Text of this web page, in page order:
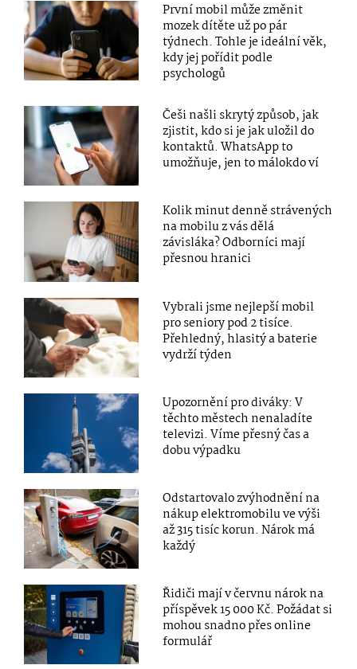
První mobil může změnit
mozek dítěte už po pár
týdnech. Tohle je ideální věk,
kdy jej pořídit podle
psychologů
Češi našli skrytý způsob, jak
zjistit, kdo si je jak uložil do
kontaktů. WhatsApp to
umožňuje, jen to málokdo ví
Kolik minut denně strávených
na mobilu z vás dělá
závisláka? Odborníci mají
přesnou hranici
Vybrali jsme nejlepší mobil
pro seniory pod 2 tisíce.
Přehledný, hlasitý a baterie
vydrží týden
Upozornění pro diváky: V
těchto městech nenaladíte
televizi. Víme přesný čas a
dobu výpadku
Odstartovalo zvýhodnění na
nákup elektromobilu ve výši
až 315 tisíc korun. Nárok má
každý
Řidiči mají v červnu nárok na
příspěvek 15 000 Kč. Požádat si
mohou snadno přes online
formulář